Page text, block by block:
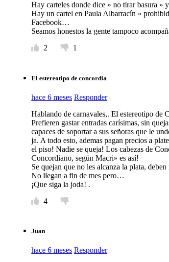
Hay carteles donde dice » no tirar basura
Hay un cartel en Paula Albarracín »
Facebook…
Seamos honestos la gente tampoco
2
1
El estereotipo de concordia
hace 6 meses Responder
Hablando de carnavales,. El estereotipo de
Prefieren gastar entradas carísimas, sin
capaces de soportar a sus señoras que le
ja. A todo esto, ademas pagan precios a
el piso! Nadie se queja! Los cabezas de
Concordiano, según Macri» es así!
Se quejan que no les alcanza la plata,
No llegan a fin de mes pero…
¡Que siga la joda! .
4
Juan
hace 6 meses Responder